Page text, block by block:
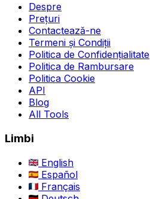
Despre
Prețuri
Contactează-ne
Termeni și Condiții
Politica de Confidențialitate
Politica de Rambursare
Politica Cookie
API
Blog
All Tools
Limbi
English
Español
Français